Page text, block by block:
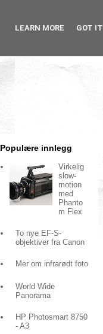
Populære innlegg
Virkelig
slow-
motion
med
Phanto
m Flex
To nye EF-S-
objektiver fra Canon
Mer om infrarødt foto
World Wide
Panorama
HP Photosmart 8750
- A3
LEARN MORE GOT IT